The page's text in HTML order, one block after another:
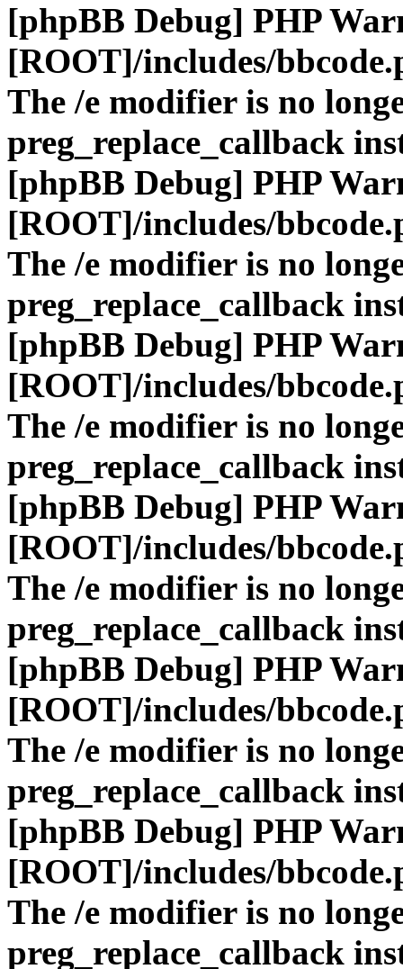
[phpBB Debug] PHP
[ROOT]/includes/
The /e modifier is no
preg_replace_callback
[phpBB Debug] PHP
[ROOT]/includes/
The /e modifier is no
preg_replace_callback
[phpBB Debug] PHP
[ROOT]/includes/
The /e modifier is no
preg_replace_callback
[phpBB Debug] PHP
[ROOT]/includes/
The /e modifier is no
preg_replace_callback
[phpBB Debug] PHP
[ROOT]/includes/
The /e modifier is no
preg_replace_callback
[phpBB Debug] PHP
[ROOT]/includes/
The /e modifier is no
preg_replace_callback